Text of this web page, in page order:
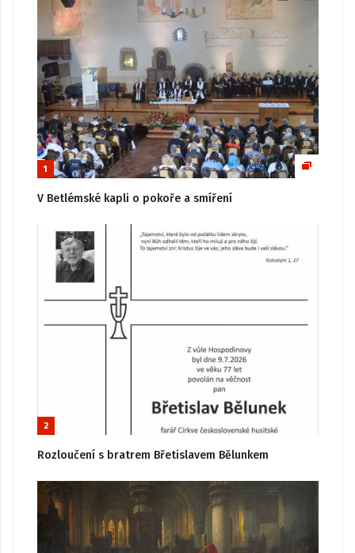
1
V Betlémské kapli o pokoře a smíření
2
Rozloučení s bratrem Břetislavem Bělunkem